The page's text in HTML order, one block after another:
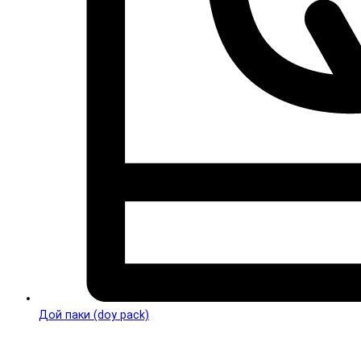
Дой паки (doy pack)